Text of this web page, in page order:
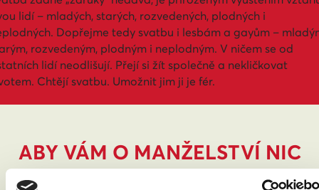
lidí – mladých, starých, rozvedených, plodných i
Dopřejme tedy svatbu i lesbám a gayům –
rozvedeným, plodným i neplodným. V ničem se od
lidí neodlišují. Přejí si žít společně a nekličkovat
Chtějí svatbu. Umožnit jim ji je fér.
ABY VÁM O MANŽELSTVÍ NIC
NEUNIKLO